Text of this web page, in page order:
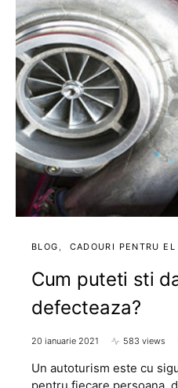
BLOG CADOURI PENTRU EL
Cum puteti sti
defecteaza?
20 ianuarie 2021 583 views
Un autoturism este cu